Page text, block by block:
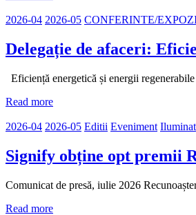
2026-04 2026-05 CONFERINTE/
Delegație de afaceri:
Eficiență energetică și energii
Read more
2026-04 2026-05 Editii Eveniment Iluminat
Signify obține opt premii
Comunicat de presă, iulie 2026
Read more